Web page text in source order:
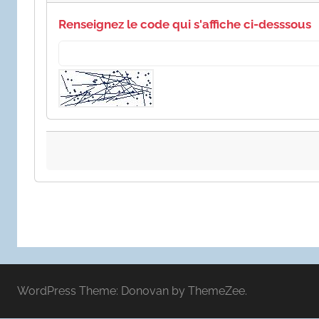
Renseignez le code qui s'affiche ci-desssous
WordPress Theme: Donovan by ThemeZee.